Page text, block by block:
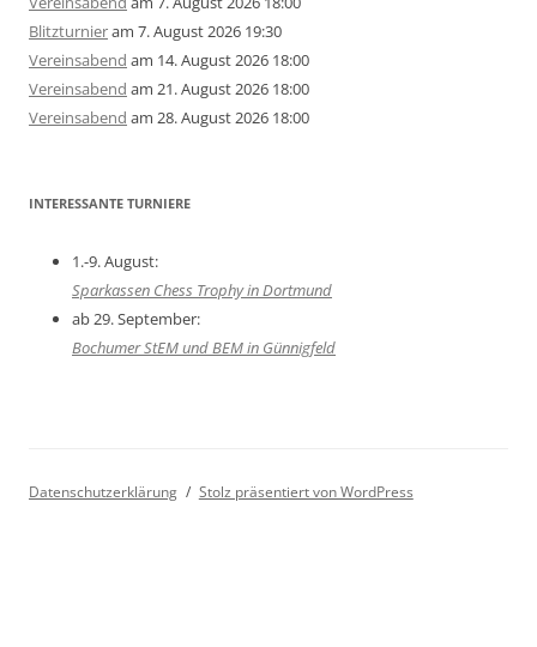
Blitzturnieram 7. August 2026 19:30
Vereinsabend am 14. August 2026 18:00
Vereinsabend am 21. August 2026 18:00
Vereinsabend am 28. August 2026 18:00
INTERESSANTE TURNIERE
1.-9. August:
Sparkassen Chess Trophy in Dortmund
ab 29. September:
Bochumer StEM und BEM in Günnigfeld
Datenschutzerklärung Stolz präsentiert von WordPress